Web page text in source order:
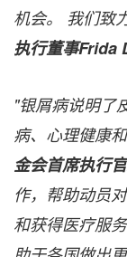
机会。 我们致
执行董事Frida
"银屑病说明了
病、心理健康
金会首席执行
作，帮助动员
和获得医疗服